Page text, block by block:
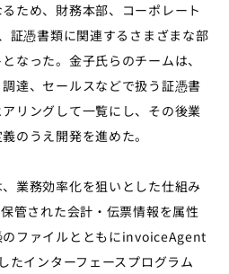
ため、財務本部、コーポレート
証憑書類に関連するさまざまな部
なった。金子氏らのチームは、
達、セールスなどで扱う証憑書
リングして一覧にし、その後業
のうえ開発を進めた。
業務効率化を狙いとした仕組み
管された会計・伝票情報を属性
ファイルとともにinvoiceAgent
たインターフェースプログラム